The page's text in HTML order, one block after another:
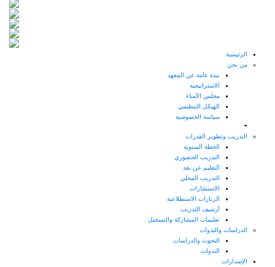
الرئيسية
من نحن
نبذة عامة عن المعهد
الاستراتيجية
مجلس الأمناء
الهيكل التنظيمي
سياسة الخصوصية
التدريب وتطوير القدرات
الخطة السنوية
التدريب الحضوري
التعليم عن بعد
التدريب المحلي
الاستشارات
الزيارات الاستطلاعية
أرشيف التدريب
تعليمات المشاركة والتسجيل
الدراسات والندوات
البحوث والدراسات
الندوات
الإصدارات